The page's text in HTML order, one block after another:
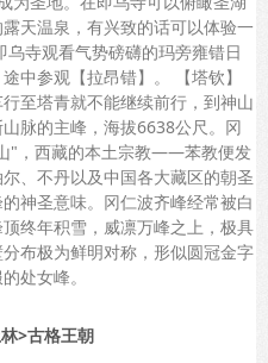
天温泉，有兴致的话可以体验一
寺观看气势磅礴的玛旁雍错日
中参观【拉昂错】。 【塔钦】
至塔青就不能继续前行，到神山
脉的主峰，海拔6638公尺。冈
"，西藏的本土宗教——苯教便发
、不丹以及中国各大藏区的朝圣
神圣意味。冈仁波齐峰经常被白
终年积雪，威凛万峰之上，极具
布极为鲜明对称，形似圆冠金字
处女峰。
>古格王朝